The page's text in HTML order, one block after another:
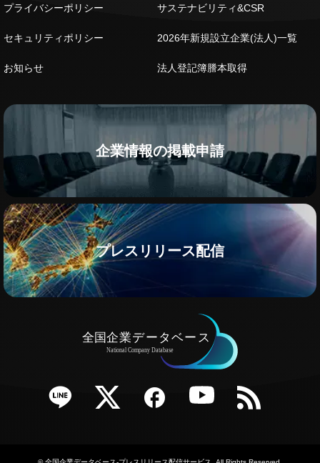
プライバシーポリシー
セキュリティポリシー
お知らせ
サステナビリティ&CSR
2026年新規設立企業(法人)一覧
法人登記簿謄本取得
企業情報の掲載申請
プレスリリース配信
Twitter Facebook YouTube RSS